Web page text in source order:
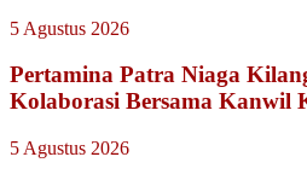
5 Agustus 2026
Pertamina Patra Niaga
Kolaborasi Bersama Kanwil
5 Agustus 2026